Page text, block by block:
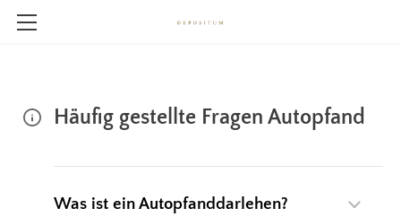
Häufig gestellte Fragen Autopfand
Was ist ein Autopfanddarlehen?
IMPRESSUM
ÜBER UNS
DATENSCHUTZ
FAHRZEUGE
FAHRZEUGPFAND AT
FAHRZEUGPFAND CH + FL